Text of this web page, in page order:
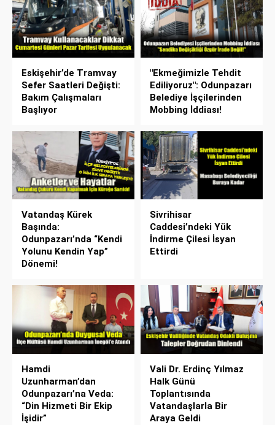
Eskişehir’de Tramvay
Sefer Saatleri Değişti:
Bakım Çalışmaları
Başlıyor
"Ekmeğimizle Tehdit
Ediliyoruz": Odunpazarı
Belediye İşçilerinden
Mobbing İddiası!
Vatandaş Kürek
Başında:
Odunpazarı’nda “Kendi
Yolunu Kendin Yap”
Dönemi!
Sivrihisar
Caddesi’ndeki Yük
İndirme Çilesi İsyan
Ettirdi
Hamdi
Uzunharman’dan
Odunpazarı’na Veda:
“Din Hizmeti Bir Ekip
İşidir”
Vali Dr. Erdinç Yılmaz
Halk Günü
Toplantısında
Vatandaşlarla Bir
Araya Geldi